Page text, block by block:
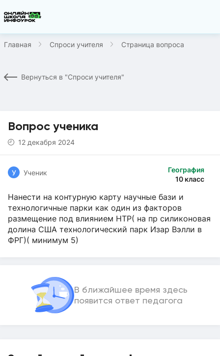
Главная Спроси учителя Страница вопроса
Вернуться в "Спроси учителя"
Вопрос ученика
12 декабря 2024
География
10 класс
У Ученик
Нанести на контурную карту научные бази и
технологичные парки как один из факторов
размещение под влиянием НТР( на пр силиконовая
долина США технологический парк Изар Вэлли в
ФРГ)( минимум 5)
В ближайшее время здесь
появится ответ педагога